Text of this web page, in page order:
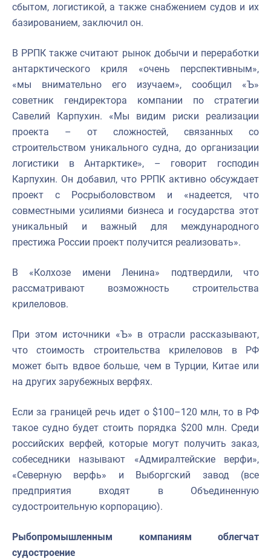
сбытом, логистикой, а также снабжением судов и их
базированием, заключил он.
В РРПК также считают рынок добычи и переработки
антарктического криля «очень перспективным»,
«мы внимательно его изучаем», сообщил «Ъ»
советник гендиректора компании по стратегии
Савелий Карпухин. «Мы видим риски реализации
проекта – от сложностей, связанных со
строительством уникального судна, до организации
логистики в Антарктике», – говорит господин
Карпухин. Он добавил, что РРПК активно обсуждает
проект с Росрыболовством и «надеется, что
совместными усилиями бизнеса и государства этот
уникальный и важный для международного
престижа России проект получится реализовать».
В «Колхозе имени Ленина» подтвердили, что
рассматривают возможность строительства
крилеловов.
При этом источники «Ъ» в отрасли рассказывают,
что стоимость строительства крилеловов в РФ
может быть вдвое больше, чем в Турции, Китае или
на других зарубежных верфях.
Если за границей речь идет о $100–120 млн, то в РФ
такое судно будет стоить порядка $200 млн. Среди
российских верфей, которые могут получить заказ,
собеседники называют «Адмиралтейские верфи»,
«Северную верфь» и Выборгский завод (все
предприятия входят в Объединенную
судостроительную корпорацию).
Рыбопромышленным компаниям облегчат
судостроение